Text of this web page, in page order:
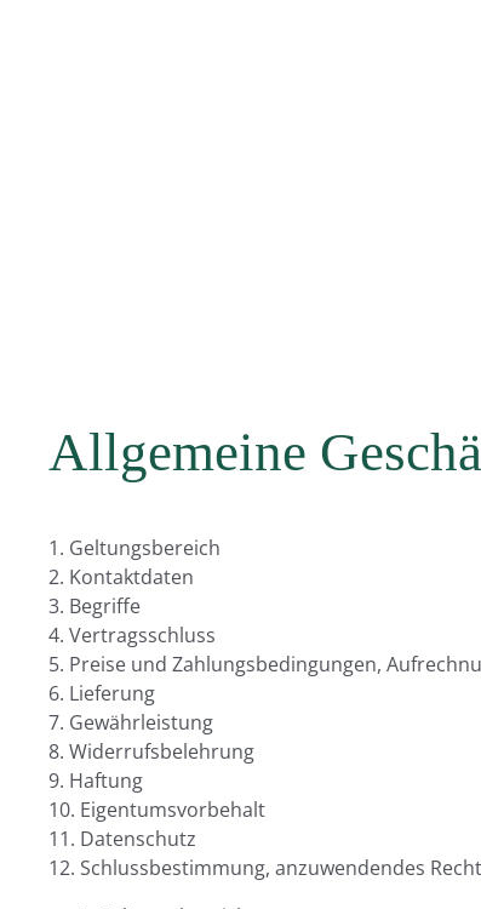
Allgemeine
1. Geltungsbereich
2. Kontaktdaten
3. Begriffe
4. Vertragsschluss
5. Preise und Zahlungsbedingungen,
6. Lieferung
7. Gewährleistung
8. Widerrufsbelehrung
9. Haftung
10. Eigentumsvorbehalt
11. Datenschutz
12. Schlussbestimmung, anzuwendendes